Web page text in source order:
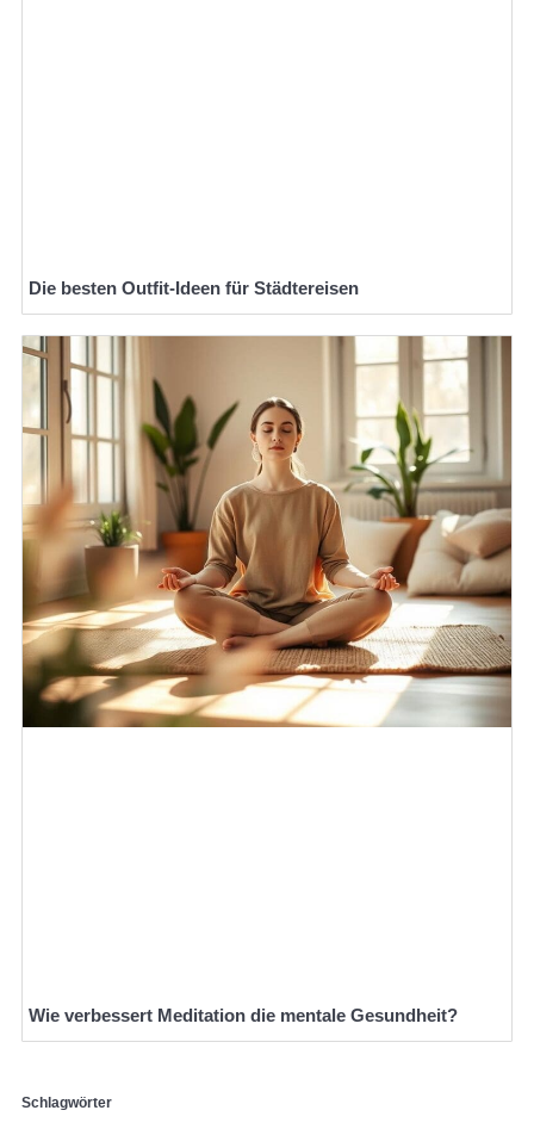
Die besten Outfit-Ideen für Städtereisen
Wie verbessert Meditation die mentale Gesundheit?
Schlagwörter